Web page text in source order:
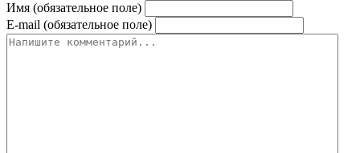
Имя (обязательное поле)
E-mail (обязательное поле)